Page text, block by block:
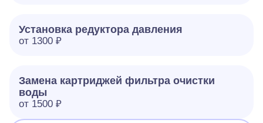
Установка редуктора давления
от 1300 ₽
Замена картриджей фильтра очистки
воды
от 1500 ₽